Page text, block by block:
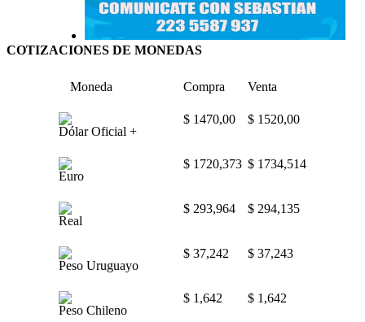
COTIZACIONES DE MONEDAS
Moneda Compra Venta
Dólar Oficial +
$ 1470,00 $ 1520,00
Euro
$ 1720,373 $ 1734,514
Real
$ 293,964 $ 294,135
Peso Uruguayo
$ 37,242 $ 37,243
Peso Chileno
$ 1,642 $ 1,642